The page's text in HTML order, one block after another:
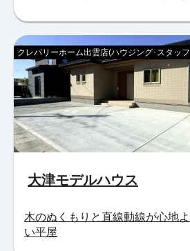
大津モデルハウス
クレバリーホーム出雲店(ハウジング･スタッ
木のぬくもりと直線動線が心地
い平屋